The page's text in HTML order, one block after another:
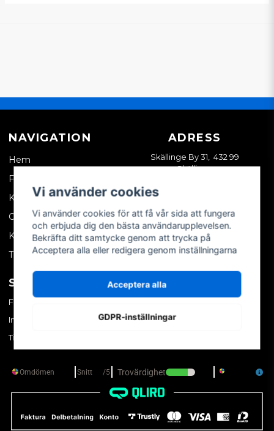
NAVIGATION
Hem
Företagskund
Kontakta oss
Om oss
Köpvillkor
Tips & trix
ADRESS
Skällinge By 31, 432 99
Skällinge
SOCIALA MEDIER
Facebook
Instagram
TikTok
MITT KONTO
Skapa konto
Vi använder cookies
Vi använder cookies för att få vår sida att fungera
och erbjuda dig den bästa användarupplevelsen.
Bekräfta ditt samtycke genom att trycka på
Acceptera alla eller redigera genom inställningarna
Acceptera alla
GDPR-inställningar